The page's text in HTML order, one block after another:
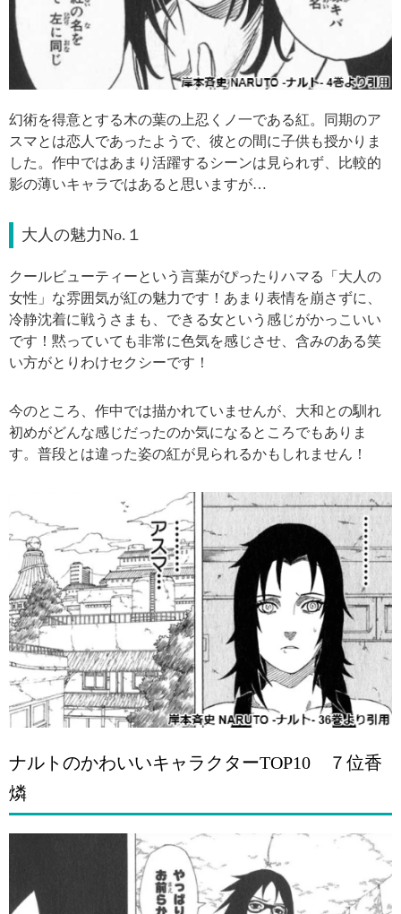
幻術を得意とする木の葉の上忍くノ一である紅。同期のア
スマとは恋人であったようで、彼との間に子供も授かりま
した。作中ではあまり活躍するシーンは見られず、比較的
影の薄いキャラではあると思いますが…
大人の魅力No.１
クールビューティーという言葉がぴったりハマる「大人の
女性」な雰囲気が紅の魅力です！あまり表情を崩さずに、
冷静沈着に戦うさまも、できる女という感じがかっこいい
です！黙っていても非常に色気を感じさせ、含みのある笑
い方がとりわけセクシーです！
今のところ、作中では描かれていませんが、大和との馴れ
初めがどんな感じだったのか気になるところでもありま
す。普段とは違った姿の紅が見られるかもしれません！
ナルトのかわいいキャラクターTOP10 ７位香
燐